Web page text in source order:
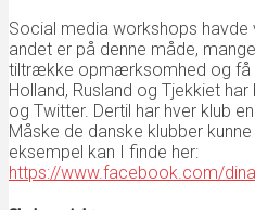
Social media workshops havde
andet er på denne måde,
tiltrække opmærksomhed og få
Holland, Rusland og Tjekkiet
og Twitter. Dertil har hver klub
Måske de danske klubber
eksempel kan I finde her:
https://www.facebook.com/